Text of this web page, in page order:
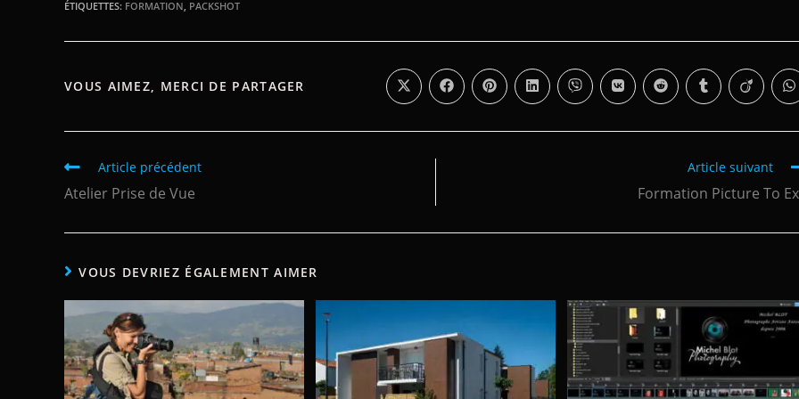
ÉTIQUETTES: FORMATION, PACKSHOT
VOUS AIMEZ, MERCI DE PARTAGER
Article précédent
Atelier Prise de Vue
Article suivant
Formation Picture To
VOUS DEVRIEZ ÉGALEMENT AIMER